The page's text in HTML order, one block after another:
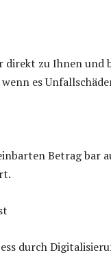
direkt zu Ihnen
es
Betrag bar
durch